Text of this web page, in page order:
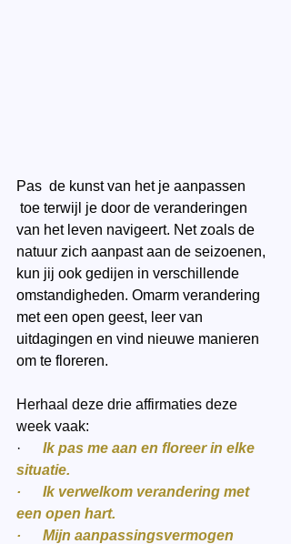
Pas  de kunst van het je aanpassen
toe terwijl je door de veranderingen
van het leven navigeert. Net zoals de
natuur zich aanpast aan de seizoenen,
kun jij ook gedijen in verschillende
omstandigheden. Omarm verandering
met een open geest, leer van
uitdagingen en vind nieuwe manieren
om te floreren.
Herhaal deze drie affirmaties deze
week vaak:
· Ik pas me aan en floreer in elke
situatie.
·      Ik verwelkom verandering met
een open hart.
·      Mijn aanpassingsvermogen